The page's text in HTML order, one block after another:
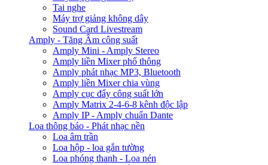
Tai nghe
Máy trợ giảng không dây
Sound Card Livestream
Amply - Tăng Âm công suất
Amply Mini - Amply Stereo
Amply liền Mixer phổ thông
Amply phát nhạc MP3, Bluetooth
Amply liền Mixer chia vùng
Amply cục đẩy công suất lớn
Amply Matrix 2-4-6-8 kênh độc lập
Amply IP - Amply chuẩn Dante
Loa thông báo - Phát nhạc nền
Loa âm trần
Loa hộp - loa gắn tường
Loa phóng thanh - Loa nén